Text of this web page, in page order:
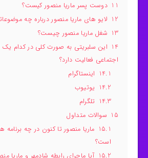
11 دوست پسر ماریا منصور کیست؟
12 لایو های ماریا منصور درباره چه
13 شغل ماریا منصور چیست؟
14 این سلبریتی به صورت کلی در کدام
اجتماعی فعالیت دارد؟
14.1 اینستاگرام
14.2 یوتیوب
14.3 تلگرام
15 سوالات متداول
15.1 ماریا منصور تا کنون در چه برنامه
است؟